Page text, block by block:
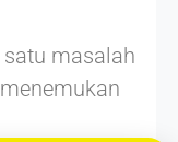
masalah